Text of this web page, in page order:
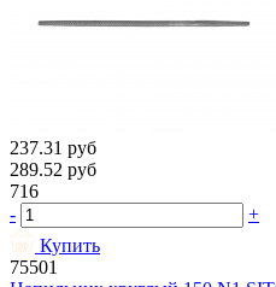
237.31 руб
289.52 руб
716
-
+
Купить
75501